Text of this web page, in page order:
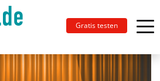
Gratis testen